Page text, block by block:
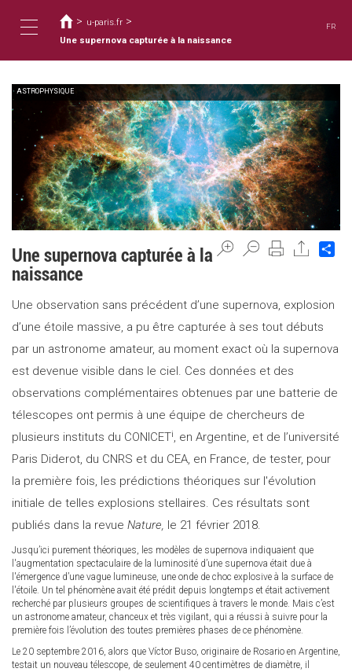
容
Toggle
navigation
在
這
裡
> u-paris.fr >
Une supernova capturée à la naissance
FR
ASTROPHYSIQUE
Une supernova capturée à la
naissance
Une observation sans précédent d’une supernova, explosion
d’une étoile massive, a pu être capturée à ses tout débuts
par un astronome amateur, au moment exact où la supernova
est devenue visible dans le ciel. Ces données et des
observations complémentaires obtenues par une batterie de
télescopes ont permis à une équipe de chercheurs de
plusieurs instituts du CONICETi, en Argentine, et de l’université
Paris Diderot, du CNRS et du CEA, en France, de tester, pour
la première fois, les prédictions théoriques sur l'évolution
initiale de telles explosions stellaires. Ces résultats sont
publiés dans la revue Nature, le 21 février 2018.
Jusqu’ici purement théoriques, les modèles de supernova indiquaient que
l'augmentation spectaculaire de la luminosité d’une supernova était due à
l'émergence d’une vague lumineuse, une onde de choc explosive à la surface de
l'étoile. Un tel phénomène avait été prédit depuis longtemps et était activement
recherché par plusieurs groupes de scientifiques à travers le monde. Mais c’est
un astronome amateur, chanceux et très vigilant, qui a réussi à suivre pour la
première fois l’évolution des toutes premières phases de ce phénomène.
Le 20 septembre 2016, alors que Víctor Buso, originaire de Rosario en Argentine,
testait un nouveau télescope, de seulement 40 centimètres de diamètre, il